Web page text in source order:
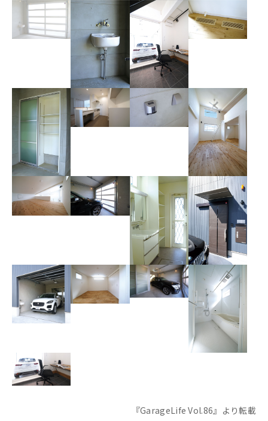
『GarageLife Vol.86』より転載